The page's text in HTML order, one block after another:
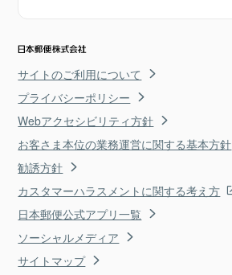
サイトのご利用について
プライバシーポリシー
Webアクセシビリティ方針
お客さま本位の業務運営に関する基本方針
勧誘方針
カスタマーハラスメントに関する考え方
日本郵便公式アプリ一覧
ソーシャルメディア
サイトマップ